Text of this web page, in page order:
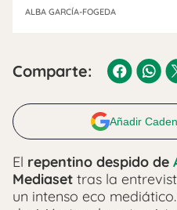
ALBA GARCÍA-FOGEDA
Comparte:
Añadir
El repentino despido de
Mediaset tras la
un intenso eco